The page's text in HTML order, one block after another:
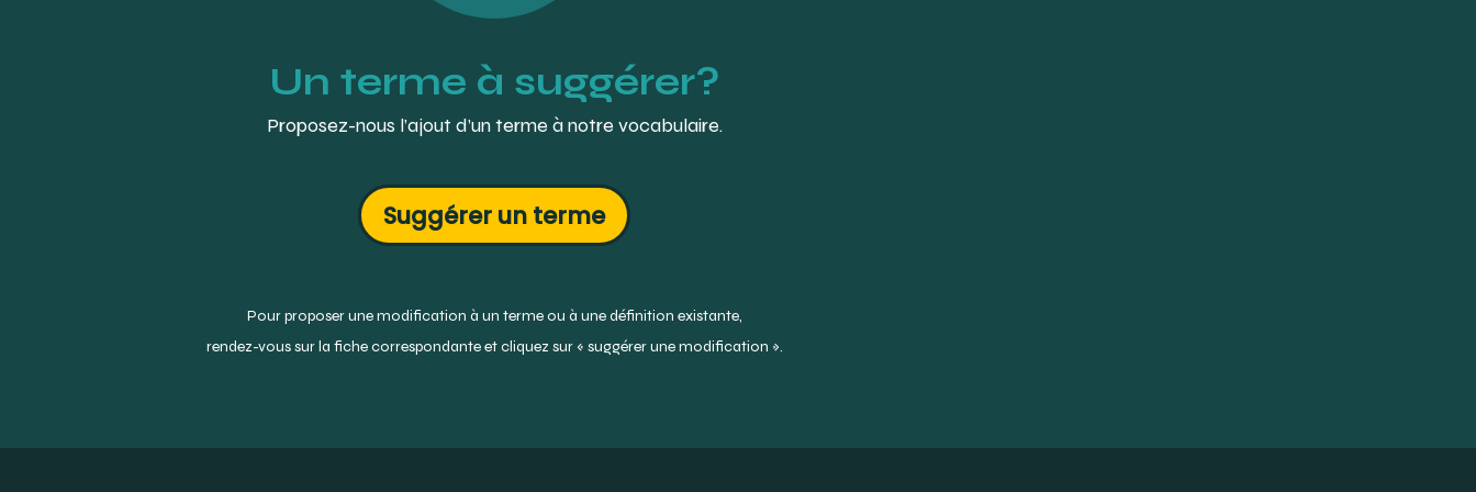
Un terme à suggérer?
Proposez-nous l’ajout d’un terme à notre vocabulaire.
Suggérer un terme
Pour proposer une modification à un terme ou à une définition existante,
rendez-vous sur la fiche correspondante et cliquez sur « suggérer une modification ».